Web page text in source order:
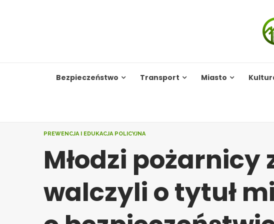
Bezpieczeństwo Transport Miasto
PREWENCJA I EDUKACJA POLICYJNA
Młodzi pożarnicy
walczyli o tytuł